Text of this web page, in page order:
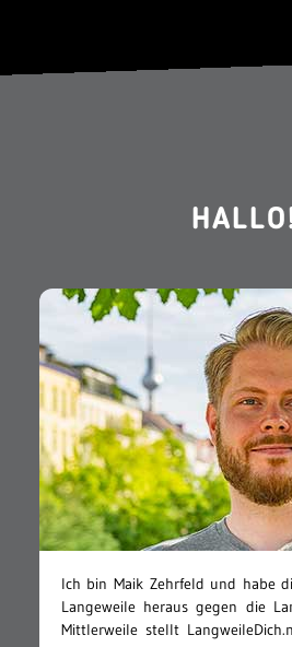
Ich bin Maik Zehrfeld und habe
Langeweile heraus gegen die
Mittlerweile stellt